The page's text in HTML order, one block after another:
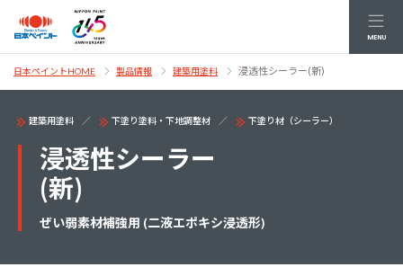
MENU
日本ペイントHOME 製品情報 建築用塗料 浸透性シーラー(新)
建築用塗料 下塗り塗料・下地調整材 下塗り材（シーラー）
浸透性シーラー
(新)
ぜい弱素材補強用 (二液エポキシ浸透形)